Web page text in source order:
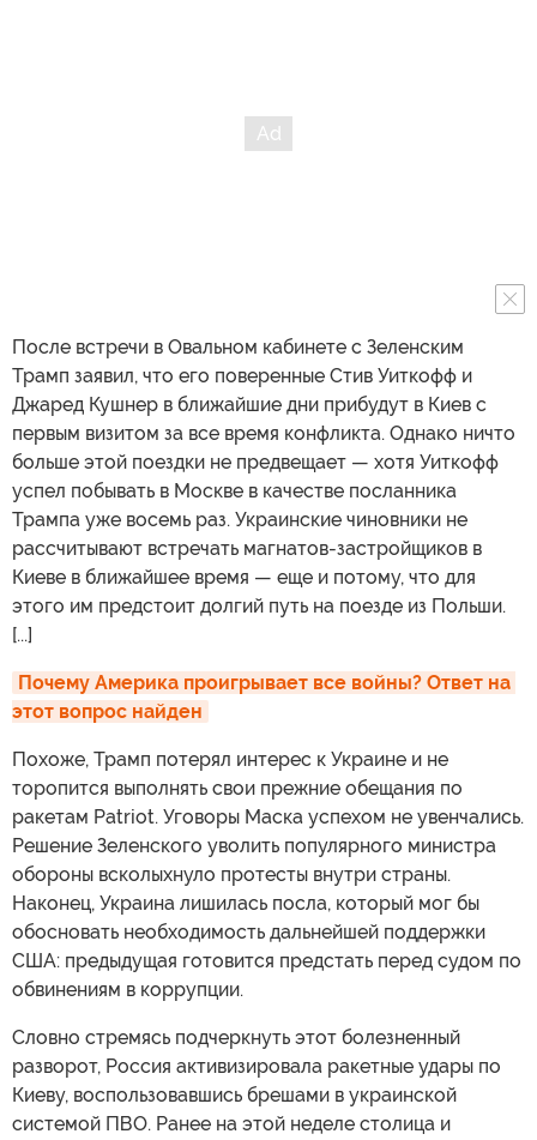
После встречи в Овальном кабинете с Зеленским
Трамп заявил, что его поверенные Стив Уиткофф и
Джаред Кушнер в ближайшие дни прибудут в Киев с
первым визитом за все время конфликта. Однако ничто
больше этой поездки не предвещает — хотя Уиткофф
успел побывать в Москве в качестве посланника
Трампа уже восемь раз. Украинские чиновники не
рассчитывают встречать магнатов-застройщиков в
Киеве в ближайшее время — еще и потому, что для
этого им предстоит долгий путь на поезде из Польши.
[...]
Почему Америка проигрывает все войны? Ответ на
этот вопрос найден
Похоже, Трамп потерял интерес к Украине и не
торопится выполнять свои прежние обещания по
ракетам Patriot. Уговоры Маска успехом не увенчались.
Решение Зеленского уволить популярного министра
обороны всколыхнуло протесты внутри страны.
Наконец, Украина лишилась посла, который мог бы
обосновать необходимость дальнейшей поддержки
США: предыдущая готовится предстать перед судом по
обвинениям в коррупции.
Словно стремясь подчеркнуть этот болезненный
разворот, Россия активизировала ракетные удары по
Киеву, воспользовавшись брешами в украинской
системой ПВО. Ранее на этой неделе столица и